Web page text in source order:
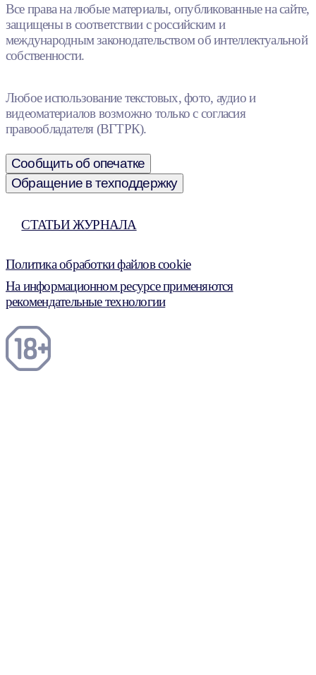
Все права на любые материалы, опубликованные на сайте,
защищены в соответствии с российским и
международным законодательством об интеллектуальной
собственности.
Любое использование текстовых, фото, аудио и
видеоматериалов возможно только с согласия
правообладателя (ВГТРК).
Сообщить об опечатке
Обращение в техподдержку
СТАТЬИ ЖУРНАЛА
Политика обработки файлов cookie
На информационном ресурсе применяются
рекомендательные технологии